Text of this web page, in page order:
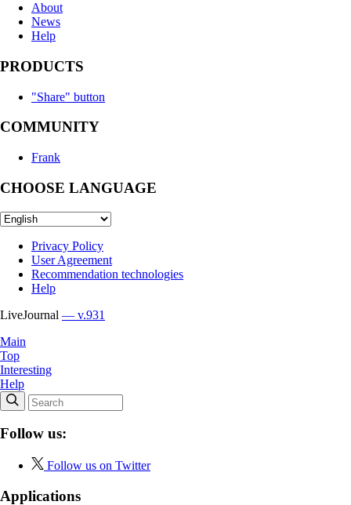
About
News
Help
PRODUCTS
"Share" button
COMMUNITY
Frank
CHOOSE LANGUAGE
Privacy Policy
User Agreement
Recommendation technologies
Help
LiveJournal — v.931
Main
Top
Interesting
Help
Follow us:
Follow us on Twitter
Applications